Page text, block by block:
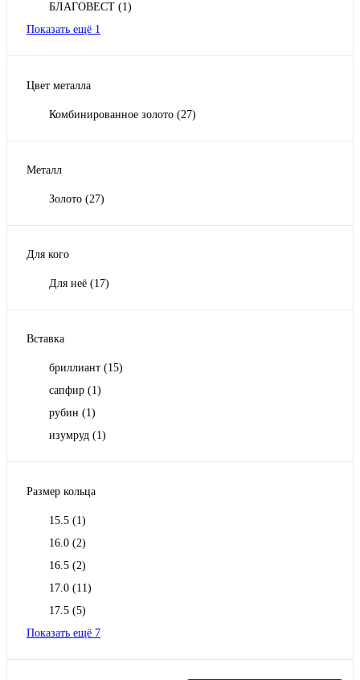
БЛАГОВЕСТ (1)
Показать ещё 1
Цвет металла
Комбинированное золото (27)
Металл
Золото (27)
Для кого
Для неё (17)
Вставка
бриллиант (15)
сапфир (1)
рубин (1)
изумруд (1)
Размер кольца
15.5 (1)
16.0 (2)
16.5 (2)
17.0 (11)
17.5 (5)
Показать ещё 7